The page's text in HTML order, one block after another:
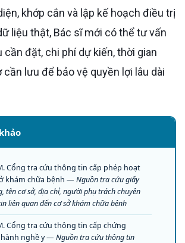
khớp cắn và lập kế hoạch điều trị
liệu thật, Bác sĩ mới có thể tư vấn
cần đặt, chi phí dự kiến, thời gian
cần lưu để bảo vệ quyền lợi lâu dài
Cổng tra cứu thông tin cấp phép hoạt
khám chữa bệnh — Nguồn tra cứu giấy
tên cơ sở, địa chỉ, người phụ trách chuyên
liên quan đến cơ sở khám chữa bệnh
Cổng tra cứu thông tin cấp chứng
nghề y — Nguồn tra cứu thông tin